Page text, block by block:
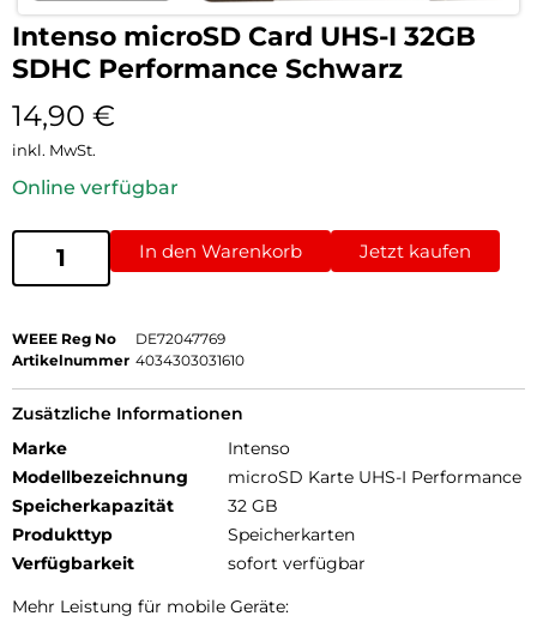
Intenso microSD Card UHS-I 32GB
SDHC Performance Schwarz
14,90 €
inkl. MwSt.
Online verfügbar
In den Warenkorb Jetzt kaufen
WEEE Reg No
DE72047769
Artikelnummer 4034303031610
Zusätzliche Informationen
Marke
Intenso
Modellbezeichnung
microSD Karte UHS-I Performance
Speicherkapazität
32 GB
Produkttyp
Speicherkarten
Verfügbarkeit
sofort verfügbar
Mehr Leistung für mobile Geräte: